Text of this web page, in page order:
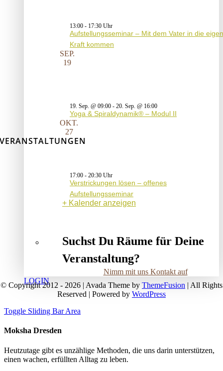
13:00 - 17:30
Aufstellungsseminar – Mit dem Vater in die
Kraft kommen
SEP.
19
19. Sep. @ 09:00 - 20. Sep. @ 16:00
Yoga & Spiraldynamik® – Modul II
OKT.
27
17:00 - 20:30
Verstrickungen lösen – offenes
Aufstellungsseminar
Kalender anzeigen
Suchst Du Räume für Deine
Veranstaltung?
Nimm mit uns Kontakt auf
LOGIN
VERANSTALTUNGEN
© Copyright 2012 - 2026 | Avada Theme by ThemeFusion | All Rights
Reserved | Powered by WordPress
Toggle Sliding Bar Area
Moksha Dresden
Heutzutage gibt es unzählige Methoden, die uns darin unterstützen,
einen wachen, erfüllten Alltag zu leben.